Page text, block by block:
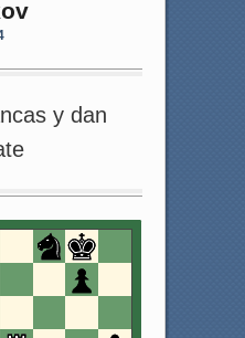
y dan